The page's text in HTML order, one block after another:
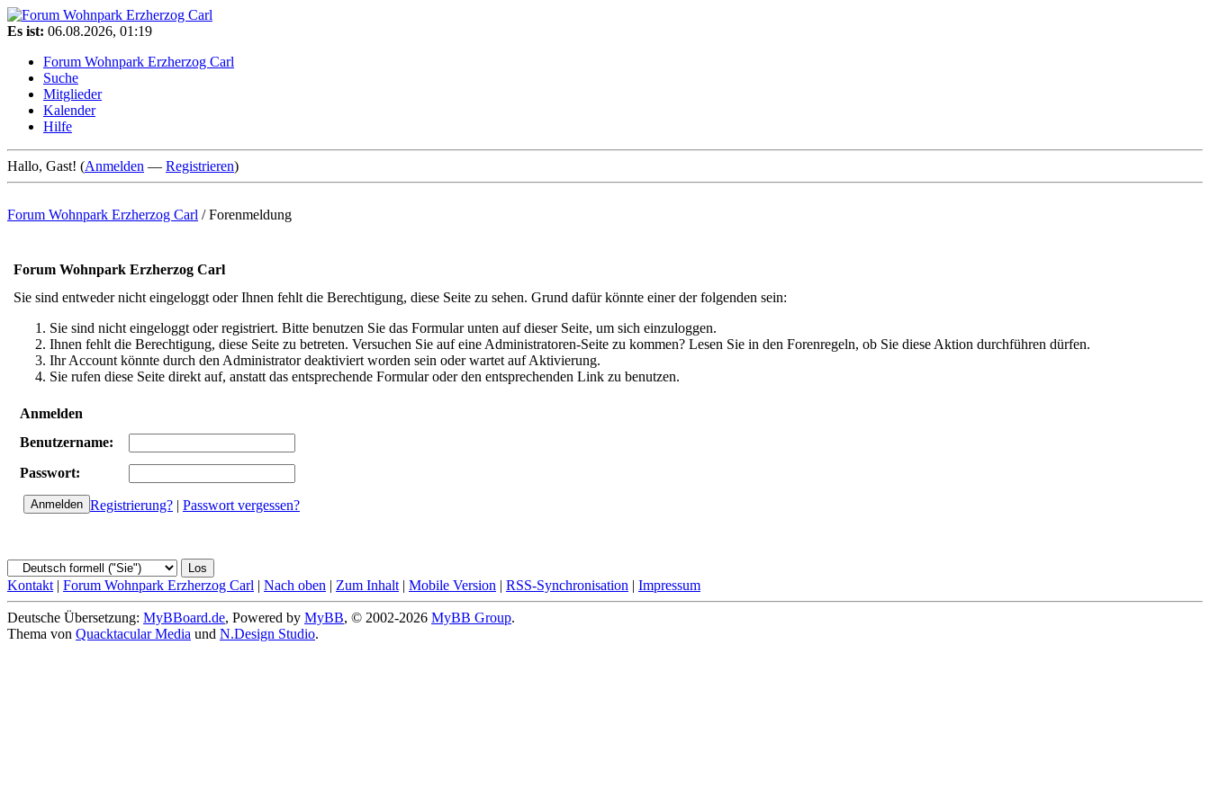
Es ist: 06.08.2026, 01:19
Forum Wohnpark Erzherzog Carl
Suche
Mitglieder
Kalender
Hilfe
Hallo, Gast! (Anmelden — Registrieren)
Forum Wohnpark Erzherzog Carl /Forenmeldung
Forum Wohnpark Erzherzog Carl
Sie sind entweder nicht eingeloggt oder Ihnen fehlt die Berechtigung, diese Seite zu sehen. Grund dafür könnte einer der folgenden sein:
Sie sind nicht eingeloggt oder registriert. Bitte benutzen Sie das Formular unten auf dieser Seite, um sich einzuloggen.
Ihnen fehlt die Berechtigung, diese Seite zu betreten. Versuchen Sie auf eine Administratoren-Seite zu kommen? Lesen Sie in den Forenregeln, ob Sie diese Aktion durchführen dürfen.
Ihr Account könnte durch den Administrator deaktiviert worden sein oder wartet auf Aktivierung.
Sie rufen diese Seite direkt auf, anstatt das entsprechende Formular oder den entsprechenden Link zu benutzen.
Anmelden
Benutzername:
Passwort:
Registrierung? | Passwort vergessen?
Kontakt | Forum Wohnpark Erzherzog Carl | Nach oben | Zum Inhalt | Mobile Version | RSS-Synchronisation | Impressum
Deutsche Übersetzung: MyBBoard.de, Powered by MyBB, © 2002-2026 MyBB Group.
Thema von Quacktacular Media und N.Design Studio.